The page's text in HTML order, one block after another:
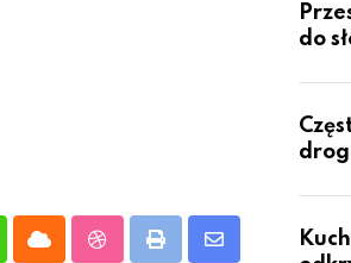
Cloud StumbleUpon
Print
Share
do